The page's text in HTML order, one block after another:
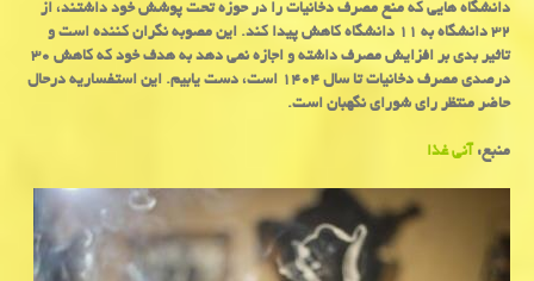
دانشگاه هایی كه منع مصرف دخانیات را در حوزه تحت پوشش خود داشتند، از
۳۲ دانشگاه به ۱۱ دانشگاه كاهش پیدا كند. این مصوبه نگران كننده است و
تاثیر بدی بر افزایش مصرف داشته و اجازه نمی دهد به هدف خود كه كاهش ۳۰
درصدی مصرف دخانیات تا سال ۱۴۰۴ است، دست یابیم. این استفساریه درحال
حاضر منتظر رای شورای نگهبان است.
منبع:آنی غذا